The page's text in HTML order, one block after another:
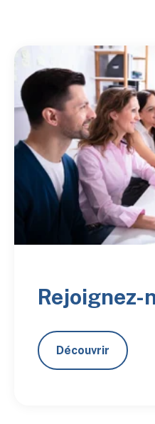
Rejoignez-
Découvrir